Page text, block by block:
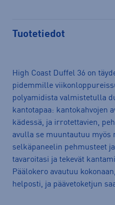
Tuotetiedot
High Coast Duffel 36 on
pidemmille
polyamidista valmistetulla
kantotapaa: kantokahvojen
kädessä, ja irrotettavien,
avulla se muuntautuu myös
selkäpaneelin pehmusteet
tavaroitasi ja tekevät
Päälokero avautuu
helposti, ja päävetoketjun